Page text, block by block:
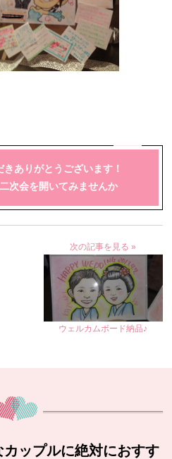
ありがとうございます！
次会を開いてみませんか
次の記事を見る »
ウェルカムボード納品♪
ップルに絶対におすす